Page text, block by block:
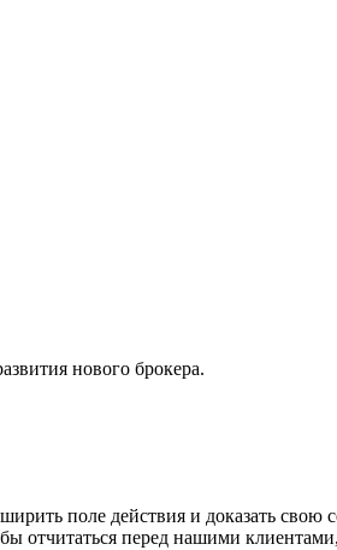
нового брокера.
поле действия и доказать свою
перед нашими